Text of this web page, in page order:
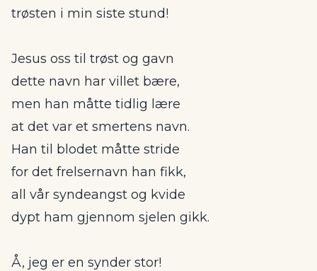
trøsten i min siste stund!
Jesus oss til trøst og gavn
dette navn har villet bære,
men han måtte tidlig lære
at det var et smertens navn.
Han til blodet måtte stride
for det frelsernavn han fikk,
all vår syndeangst og kvide
dypt ham gjennom sjelen gikk.
Å, jeg er en synder stor!